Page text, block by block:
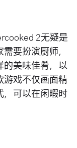
2无疑是
要扮演厨师，
的美味佳肴，以
游戏不仅画面精
，可以在闲暇时